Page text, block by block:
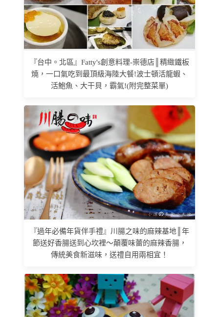
『台中。北區』Fatty's創意料理-崇德店║精緻鐵板
燒，一口氣吃到最頂級海陸大餐!波士頓活龍蝦、
活鮑魚、大干貝，霸氣!(附完整菜單)
『過年必備年貨伴手禮』川腸之味的麻辣基地║年
節送好香腸送到心坎裡〜顛覆味蕾的麻辣香腸，
傳統美食新滋味，送禮自用兩相宜！